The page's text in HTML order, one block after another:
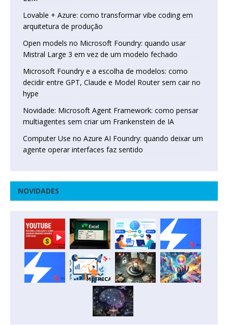
Lovable + Azure: como transformar vibe coding em
arquitetura de produção
Open models no Microsoft Foundry: quando usar
Mistral Large 3 em vez de um modelo fechado
Microsoft Foundry e a escolha de modelos: como
decidir entre GPT, Claude e Model Router sem cair no
hype
Novidade: Microsoft Agent Framework: como pensar
multiagentes sem criar um Frankenstein de IA
Computer Use no Azure AI Foundry: quando deixar um
agente operar interfaces faz sentido
NOVIDADES